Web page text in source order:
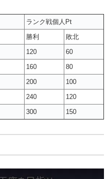
ランク戦個人Pt
勝利
敗北
120
60
160
80
200
100
240
120
300 150